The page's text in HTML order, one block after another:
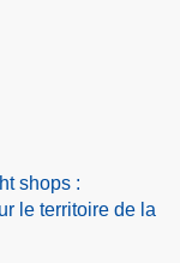
shops :
le territoire de la